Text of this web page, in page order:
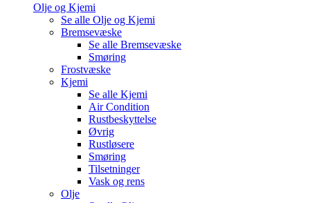
Olje og Kjemi
Se alle Olje og Kjemi
Bremsevæske
Se alle Bremsevæske
Smøring
Frostvæske
Kjemi
Se alle Kjemi
Air Condition
Rustbeskyttelse
Øvrig
Rustløsere
Smøring
Tilsetninger
Vask og rens
Olje